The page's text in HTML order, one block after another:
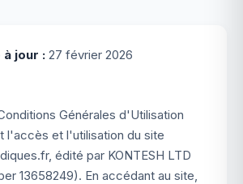
jour : 27 février 2026
Générales d'Utilisation
l'accès et l'utilisation du site
édité par KONTESH LTD
13658249). En accédant au site,